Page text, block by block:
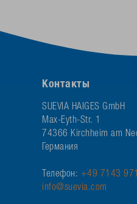
Контакты
SUEVIA HAIGES GmbH
Max-Eyth-Str. 1
74366 Kirchheim am
Германия
Телефон: +49 7143
info@suevia.com